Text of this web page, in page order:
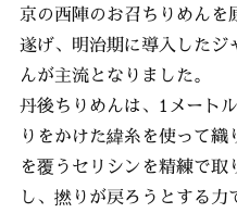
京の西陣のお召ちりめんを
遂げ、明治期に導入したジ
んが主流となりました。
丹後ちりめんは、1メート
りをかけた緯糸を使って
を覆うセリシンを精練で
し、撚りが戻ろうとする